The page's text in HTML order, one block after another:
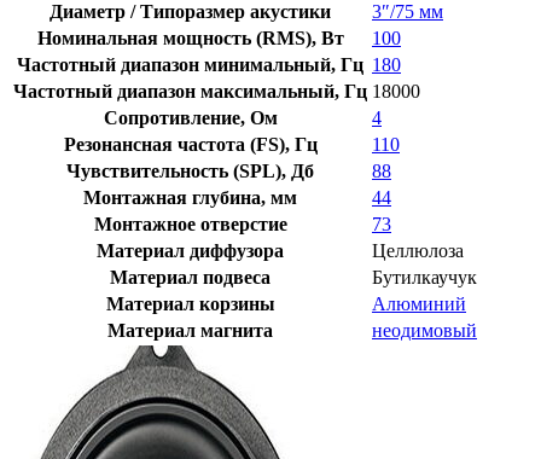
Диаметр / Типоразмер акустики
3″/75 мм
Номинальная мощность (RMS), Вт
100
Частотный диапазон минимальный, Гц 180
Частотный диапазон максимальный, Гц 18000
Сопротивление, Ом
4
Резонансная частота (FS), Гц
110
Чувствительность (SPL), Дб
88
Монтажная глубина, мм
44
Монтажное отверстие
73
Материал диффузора
Целлюлоза
Материал подвеса
Бутилкаучук
Материал корзины
Алюминий
Материал магнита
неодимовый